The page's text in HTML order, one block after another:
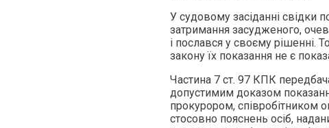
У судовому засіданні свідки
затримання засудженого,
і послався у своєму рішенні.
закону їх показання не є
Частина 7 ст. 97 КПК
допустимим доказом
прокурором, співробітником
стосовно пояснень осіб,